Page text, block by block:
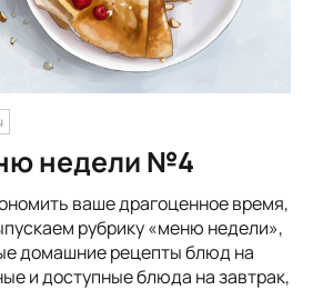
недели №4
ваше драгоценное время,
рубрику «меню недели»,
домашние рецепты блюд на
и доступные блюда на завтрак,